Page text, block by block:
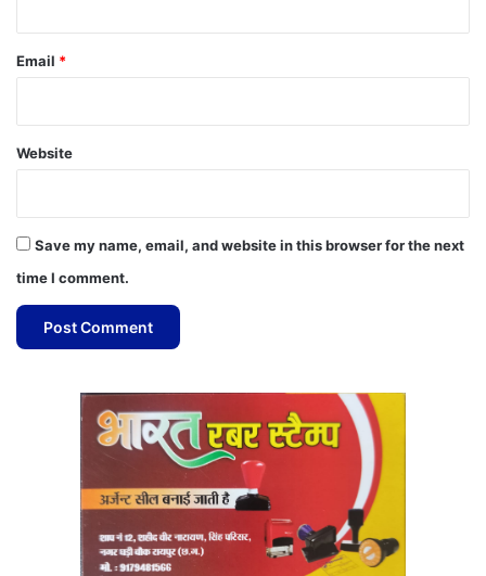
Email *
Website
Save my name, email, and website in this browser for the next
time I comment.